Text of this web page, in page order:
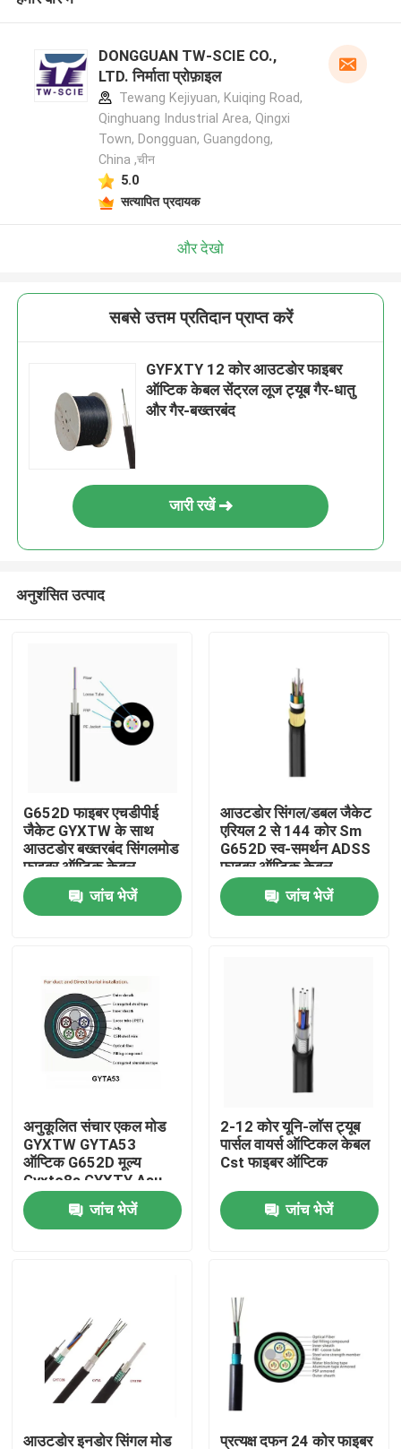
उत्पादों
हमारे बारे में
गुणवत्ता नियंत्रण
संपर्क करें
आउटडोर फाइबर ऑप्टिक केबल
इंडोर फाइबर ऑप्टिक केबल
फाइबर ऑप्टिक केबल
DONGGUAN TW-SCIE CO.,
LTD. निर्माता प्रोफ़ाइल
Tewang Kejiyuan, Kuiqing Road,
Qinghuang Industrial Area, Qingxi
Town, Dongguan, Guangdong,
China ,चीन
5.0
सत्यापित प्रदायक
और देखो
सबसे उत्तम प्रतिदान प्राप्त करें
GYFXTY 12 कोर आउटडोर फाइबर
ऑप्टिक केबल सेंट्रल लूज ट्यूब गैर-धातु
और गैर-बख्तरबंद
जारी रखें
अनुशंसित उत्पाद
G652D फाइबर एचडीपीई
जैकेट GYXTW के साथ
आउटडोर बख्तरबंद सिंगलमोड
फाइबर ऑप्टिक केबल
जांच भेजें
आउटडोर सिंगल/डबल जैकेट
एरियल 2 से 144 कोर Sm
G652D स्व-समर्थन ADSS
फाइबर ऑप्टिक केबल
जांच भेजें
अनुकूलित संचार एकल मोड
GYXTW GYTA53
ऑप्टिक G652D मूल्य
Gyxtc8s GYXTY Asu
फाइबर केबल
जांच भेजें
2-12 कोर यूनि-लॉस ट्यूब
पार्सल वायर्स ऑप्टिकल केबल
Cst फाइबर ऑप्टिक
जांच भेजें
आउटडोर इनडोर सिंगल मोड प्रत्यक्ष दफन 24 कोर फाइबर